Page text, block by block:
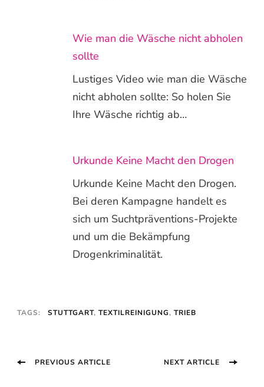
Wie man die Wäsche nicht abholen
sollte
Lustiges Video wie man die Wäsche
nicht abholen sollte: So holen Sie
Ihre Wäsche richtig ab…
Urkunde Keine Macht den Drogen
Urkunde Keine Macht den Drogen.
Bei deren Kampagne handelt es
sich um Suchtpräventions-Projekte
und um die Bekämpfung
Drogenkriminalität.
TAGS: STUTTGART, TEXTILREINIGUNG, TRIEB
PostPREVIOUS ARTICLE NEXT ARTICLE